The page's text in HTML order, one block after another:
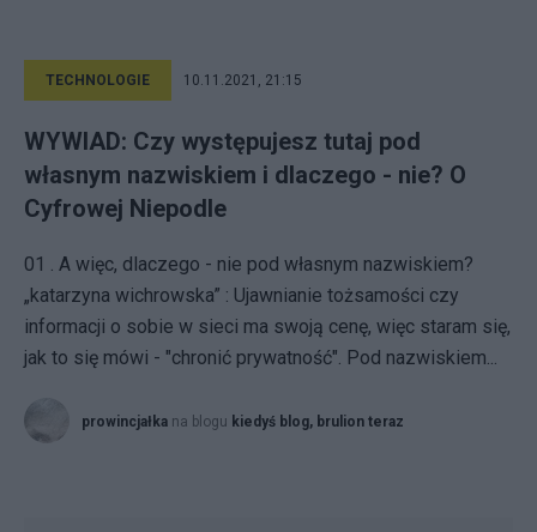
TECHNOLOGIE 10.11.2021, 21:15
WYWIAD: Czy występujesz tutaj pod
własnym nazwiskiem i dlaczego - nie? O
Cyfrowej Niepodle
01 . A więc, dlaczego - nie pod własnym nazwiskiem?
„katarzyna wichrowska” : Ujawnianie tożsamości czy
informacji o sobie w sieci ma swoją cenę, więc staram się,
jak to się mówi - "chronić prywatność". Pod nazwiskiem...
prowincjałka na blogu kiedyś blog, brulion teraz